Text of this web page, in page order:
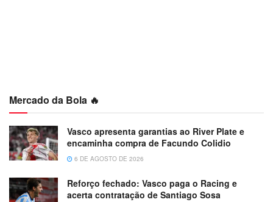
Mercado da Bola 🔥
Vasco apresenta garantias ao River Plate e
encaminha compra de Facundo Colidio
6 DE AGOSTO DE 2026
Reforço fechado: Vasco paga o Racing e
acerta contratação de Santiago Sosa